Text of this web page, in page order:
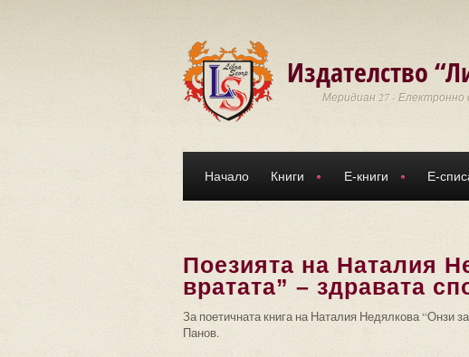
Издателство
Меридиан 27 - Електронно
Начало Книги Е-книги Е-
Поезията на Наталия
вратата” – здравата
За поетичната книга на Наталия Недялкова “Онзи
Панов.